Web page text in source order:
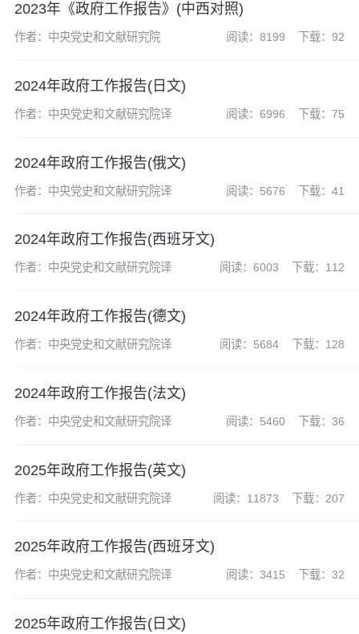
2023年《政府工作报告》(中西对照)
作者：中央党史和文献研究院 阅读：8199 下载：92
2024年政府工作报告(日文)
作者：中央党史和文献研究院译 阅读：6996 下载：75
2024年政府工作报告(俄文)
作者：中央党史和文献研究院译 阅读：5676 下载：41
2024年政府工作报告(西班牙文)
作者：中央党史和文献研究院译 阅读：6003 下载：112
2024年政府工作报告(德文)
作者：中央党史和文献研究院译 阅读：5684 下载：128
2024年政府工作报告(法文)
作者：中央党史和文献研究院译 阅读：5460 下载：36
2025年政府工作报告(英文)
作者：中央党史和文献研究院译 阅读：11873 下载：207
2025年政府工作报告(西班牙文)
作者：中央党史和文献研究院译 阅读：3415 下载：32
2025年政府工作报告(日文)